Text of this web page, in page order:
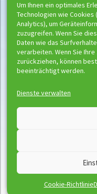
Um Ihnen ein optimales
Technologien wie Cookies
Analytics), um
zuzugreifen. Wenn Sie
Daten wie das
verarbeiten. Wenn Sie
zurückziehen, können
beeinträchtigt werden.
Dienste verwalten
Cookie-Richtlinie
AGB